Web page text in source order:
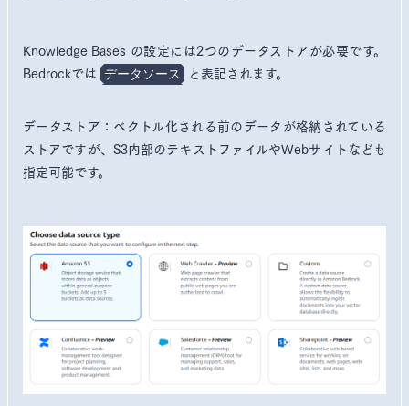
Knowledge Bases の設定には2つのデータストアが必要です。
Bedrockでは データソース と表記されます。
データストア：ベクトル化される前のデータが格納されている
ストアですが、S3内部のテキストファイルやWebサイトなども
指定可能です。